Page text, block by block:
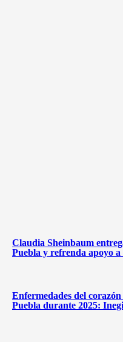
Claudia Sheinbaum
Puebla y refrenda apoyo a
Enfermedades del
Puebla durante 2025: Inegi